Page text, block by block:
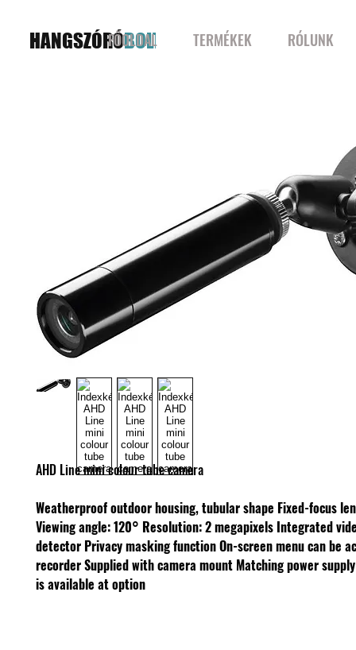
HANGSZÓRÓBOLT
FŐOLDAL TERMÉKEK RÓLUNK
AHD Line mini colour tube camera
Weatherproof outdoor housing, tubular shape Fixed-focus
Viewing angle: 120° Resolution: 2 megapixels Integrated
detector Privacy masking functionOn-screen menu can be
recorderSupplied with camera mount Matching power
is available at option